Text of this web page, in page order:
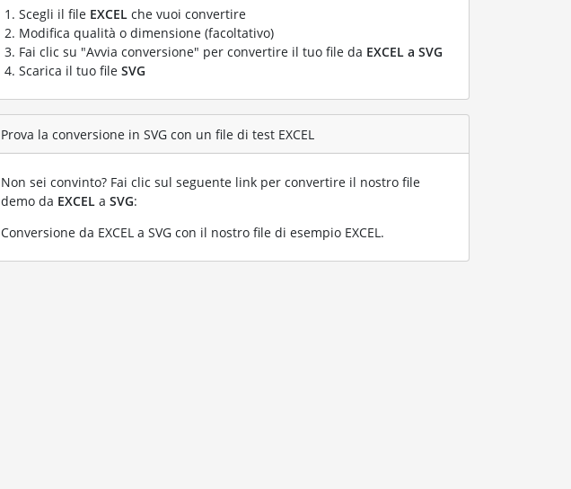
Scegli il file EXCEL che vuoi convertire
Modifica qualità o dimensione (facoltativo)
Fai clic su "Avvia conversione" per convertire il tuo file da EXCEL a SVG
Scarica il tuo file SVG
Prova la conversione in SVG con un file di test EXCEL
Non sei convinto? Fai clic sul seguente link per convertire il nostro file
demo da EXCEL a SVG:
Conversione da EXCEL a SVG con il nostro file di esempio EXCEL.